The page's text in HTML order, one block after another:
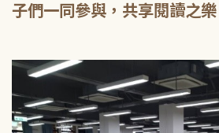
子們一同參與，共享閱讀之樂